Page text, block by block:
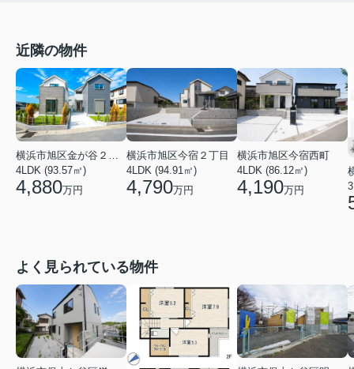
近隣の物件
横浜市旭区金が谷２丁目
4LDK (93.57㎡)
4,880万円
横浜市旭区今宿２丁目
4LDK (94.91㎡)
4,790万円
横浜市旭区今宿西町
4LDK (86.12㎡)
4,190万円
よく見られている物件